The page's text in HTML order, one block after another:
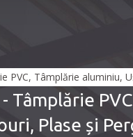
- Tâmplărie
Plase și